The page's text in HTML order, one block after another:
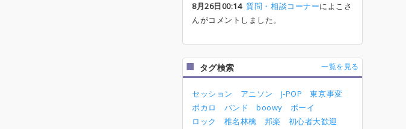
8月26日00:14 質問・相談コーナーによこさ
んがコメントしました。
タグ検索 一覧を見る
セッション アニソン J-POP
東京事変
ボカロ
バンド boowy
ボーイ
ロック
椎名林檎 邦楽
初心者大歓迎